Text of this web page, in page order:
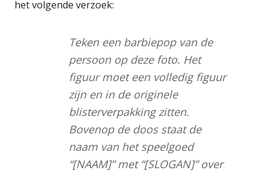
het volgende verzoek:
Teken een barbiepop van de
persoon op deze foto. Het
figuur moet een volledig figuur
zijn en in de originele
blisterverpakking zitten.
Bovenop de doos staat de
naam van het speelgoed
“[NAAM]” met “[SLOGAN]” over